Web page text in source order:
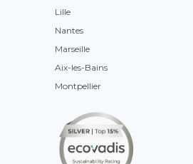
Lille
Nantes
Marseille
Aix-les-Bains
Montpellier